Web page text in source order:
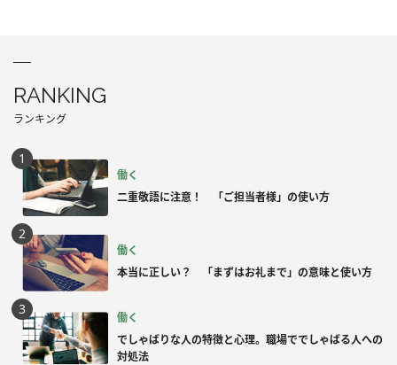
RANKING
ランキング
働く
二重敬語に注意！ 「ご担当者様」の使い方
働く
本当に正しい？ 「まずはお礼まで」の意味と使い方
働く
でしゃばりな人の特徴と心理。職場ででしゃばる人への
対処法